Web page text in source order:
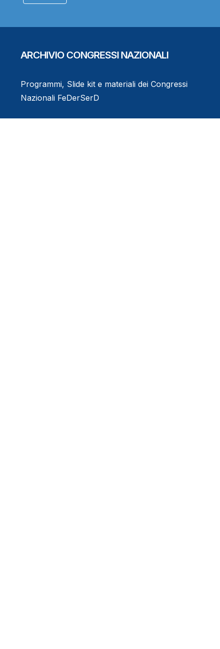
ARCHIVIO CONGRESSI NAZIONALI
Programmi, Slide kit e materiali dei Congressi
Nazionali FeDerSerD